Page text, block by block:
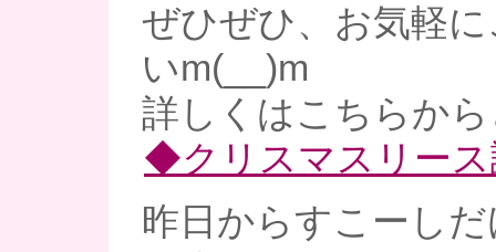
ぜひぜひ、お気軽
いm(__)m
詳しくはこちらか
◆クリスマスリー
昨日からすこーし